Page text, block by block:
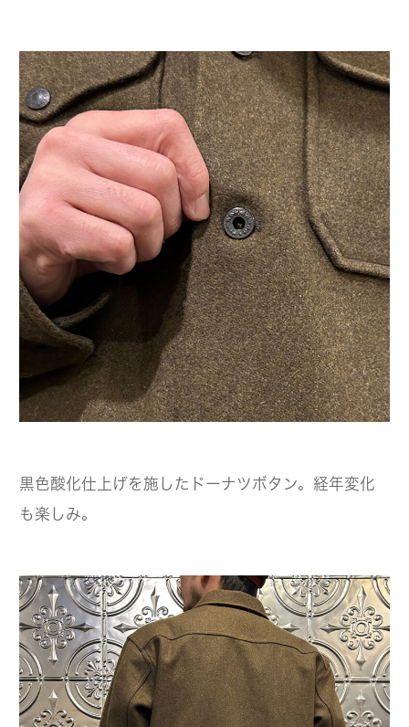
黒色酸化仕上げを施したドーナツボタン。経年変化
も楽しみ。